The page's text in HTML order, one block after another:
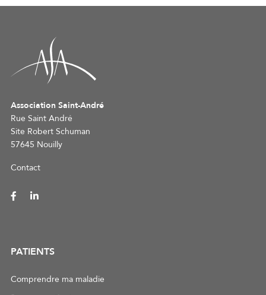
Association Saint-André
Rue Saint André
Site Robert Schuman
57645 Nouilly
Contact
PATIENTS
Comprendre ma maladie